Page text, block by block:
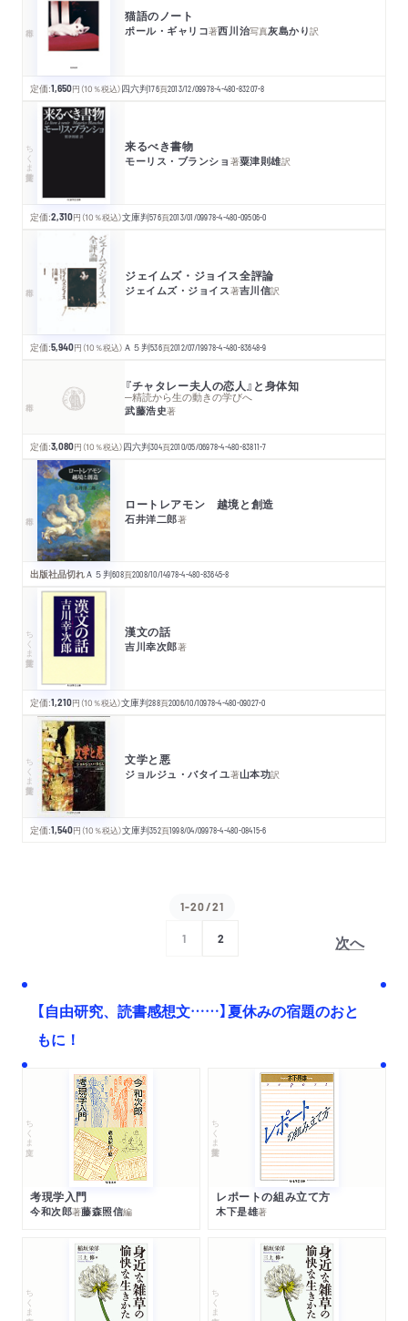
猫語のノート
ポール・ギャリコ著西川治写真灰島かり訳
定価:1,650円 （10％税込）四六判176頁2013/12/09978-4-480-83207-8
ちくま学芸文庫 来るべき書物
モーリス・ブランショ 著粟津則雄訳
定価:2,310円 （10％税込）文庫判576頁2013/01/09978-4-480-09506-0
ジェイムズ・ジョイス全評論
ジェイムズ・ジョイス著吉川信訳
定価:5,940円 （10％税込） Ａ５判536頁2012/07/19978-4-480-83648-9
『チャタレー夫人の恋人』と身体知
─精読から生の動きの学びへ
武藤浩史著
定価:3,080円 （10％税込）四六判304頁2010/05/06978-4-480-83811-7
ロートレアモン 越境と創造
石井洋二郎著
出版社品切れＡ５判608頁2008/10/14978-4-480-83645-8
ちくま学芸文庫 漢文の話
吉川幸次郎著
定価:1,210円 （10％税込）文庫判288頁2006/10/10978-4-480-09027-0
ちくま学芸文庫 文学と悪
ジョルジュ・バタイユ著山本功訳
定価:1,540円 （10％税込）文庫判352頁1998/04/09978-4-480-08415-6
1-20/21
1 2 次へ
【自由研究、読書感想文……】夏休みの宿題のおと
もに！
ちくま文庫
考現学入門
今和次郎著藤森照信編
ちくま学芸文庫
レポートの組み立て方
木下是雄著
ちくま文庫 ちくま文庫